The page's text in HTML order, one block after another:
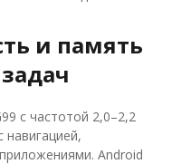
и память
с частотой 2,0–2,2
навигацией,
Android